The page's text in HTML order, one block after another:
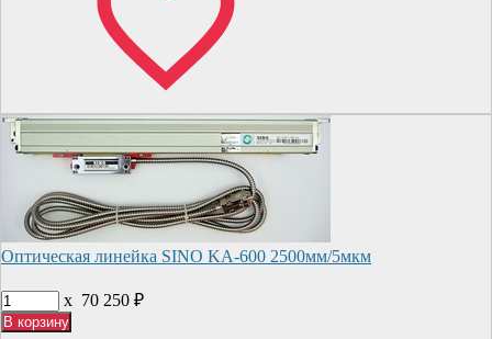
Оптическая линейка SINO KA-600 2500мм/5мкм
x 70 250 ₽